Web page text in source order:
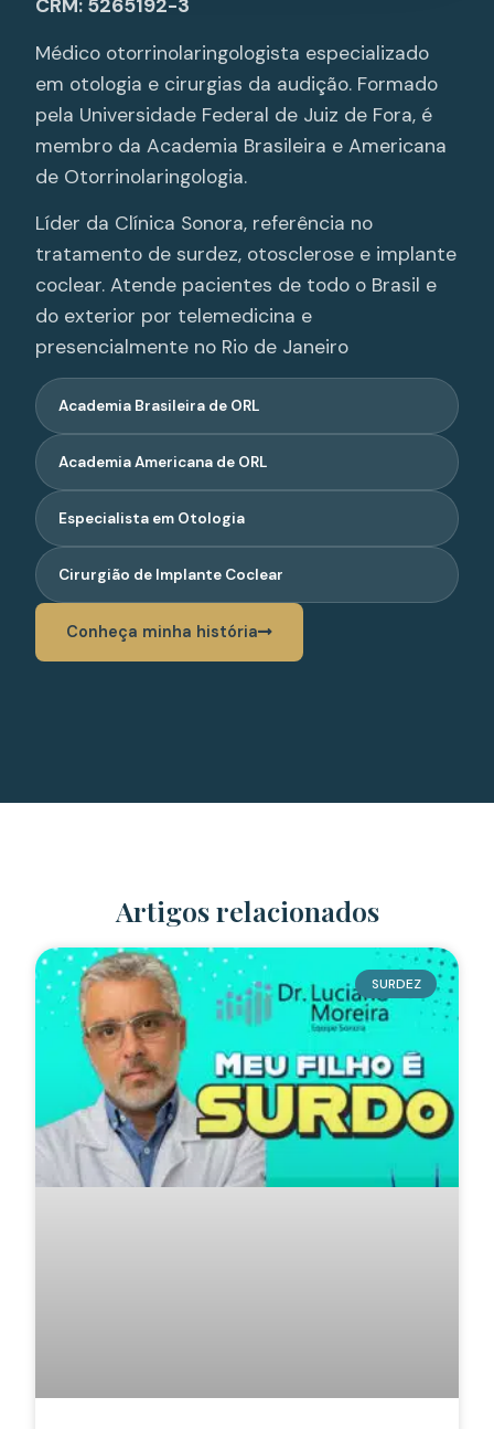
CRM: 5265192-3
Médico otorrinolaringologista especializado
em otologia e cirurgias da audição. Formado
pela Universidade Federal de Juiz de Fora, é
membro da Academia Brasileira e Americana
de Otorrinolaringologia.
Líder da Clínica Sonora, referência no
tratamento de surdez, otosclerose e implante
coclear. Atende pacientes de todo o Brasil e
do exterior por telemedicina e
presencialmente no Rio de Janeiro
Academia Brasileira de ORL
Academia Americana de ORL
Especialista em Otologia
Cirurgião de Implante Coclear
Conheça minha história
Artigos relacionados
SURDEZ